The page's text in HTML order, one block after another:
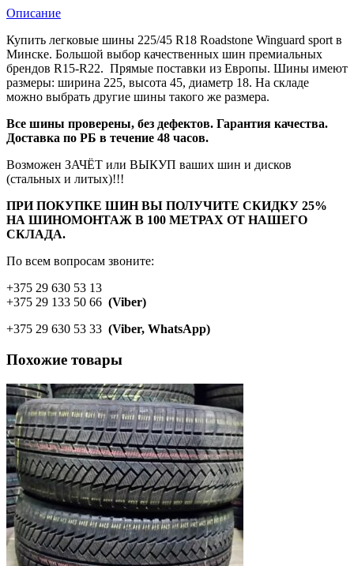
Описание
Купить легковые шины 225/45 R18 Roadstone Winguard sport в
Минске. Большой выбор качественных шин премиальных
брендов R15-R22. Прямые поставки из Европы. Шины имеют
размеры: ширина 225, высота 45, диаметр 18. На складе
можно выбрать другие шины такого же размера.
Все шины проверены, без дефектов. Гарантия качества.
Доставка по РБ в течение 48 часов.
Возможен ЗАЧЁТ или ВЫКУП ваших шин и дисков
(стальных и литых)!!!
ПРИ ПОКУПКЕ ШИН ВЫ ПОЛУЧИТЕ СКИДКУ 25%
НА ШИНОМОНТАЖ В 100 МЕТРАХ ОТ НАШЕГО
СКЛАДА.
По всем вопросам звоните:
+375 29 630 53 13
+375 29 133 50 66 (Viber)
+375 29 630 53 33 (Viber, WhatsApp)
Похожие товары